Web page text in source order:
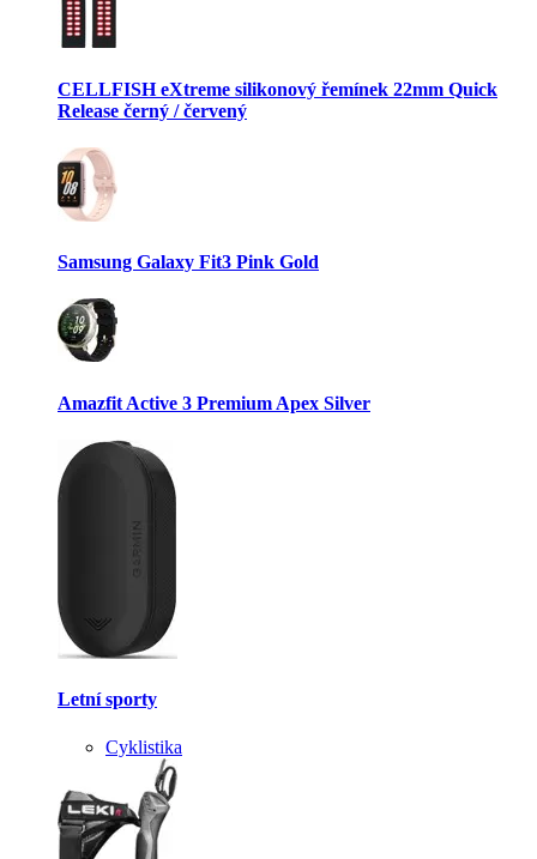
CELLFISH eXtreme silikonový řemínek 22mm Quick
Release černý / červený
Samsung Galaxy Fit3 Pink Gold
Amazfit Active 3 Premium Apex Silver
Letní sporty
Cyklistika